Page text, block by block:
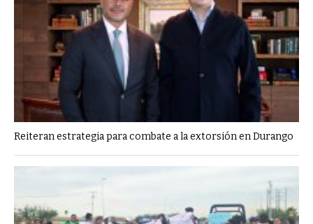
Reiteran estrategia para combate a la extorsión en Durango